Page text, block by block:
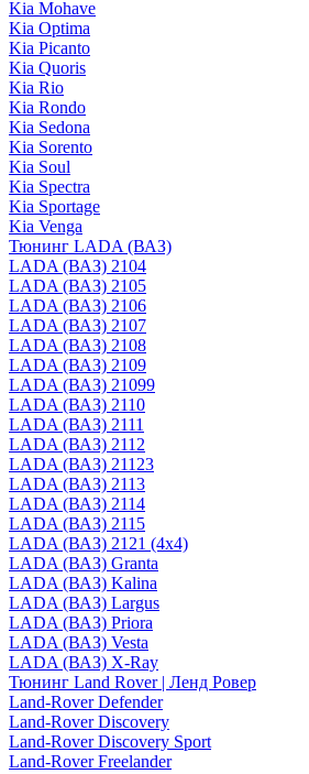
Kia Mohave
Kia Optima
Kia Picanto
Kia Quoris
Kia Rio
Kia Rondo
Kia Sedona
Kia Sorento
Kia Soul
Kia Spectra
Kia Sportage
Kia Venga
Тюнинг LADA (ВАЗ)
LADA (ВАЗ) 2104
LADA (ВАЗ) 2105
LADA (ВАЗ) 2106
LADA (ВАЗ) 2107
LADA (ВАЗ) 2108
LADA (ВАЗ) 2109
LADA (ВАЗ) 21099
LADA (ВАЗ) 2110
LADA (ВАЗ) 2111
LADA (ВАЗ) 2112
LADA (ВАЗ) 21123
LADA (ВАЗ) 2113
LADA (ВАЗ) 2114
LADA (ВАЗ) 2115
LADA (ВАЗ) 2121 (4x4)
LADA (ВАЗ) Granta
LADA (ВАЗ) Kalina
LADA (ВАЗ) Largus
LADA (ВАЗ) Priora
LADA (ВАЗ) Vesta
LADA (ВАЗ) X-Ray
Тюнинг Land Rover | Ленд Ровер
Land-Rover Defender
Land-Rover Discovery
Land-Rover Discovery Sport
Land-Rover Freelander